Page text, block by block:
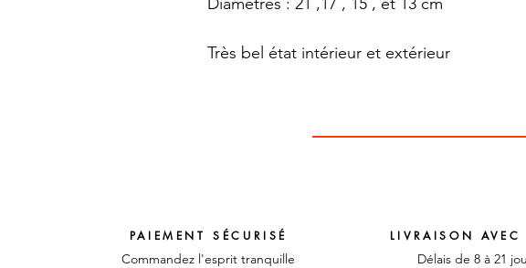
Très bel état intérieur et extérieur
PAIEMENT SÉCURISÉ
Commandez l'esprit tranquille
LIVRAISON AVEC
Délais de 8 à 21